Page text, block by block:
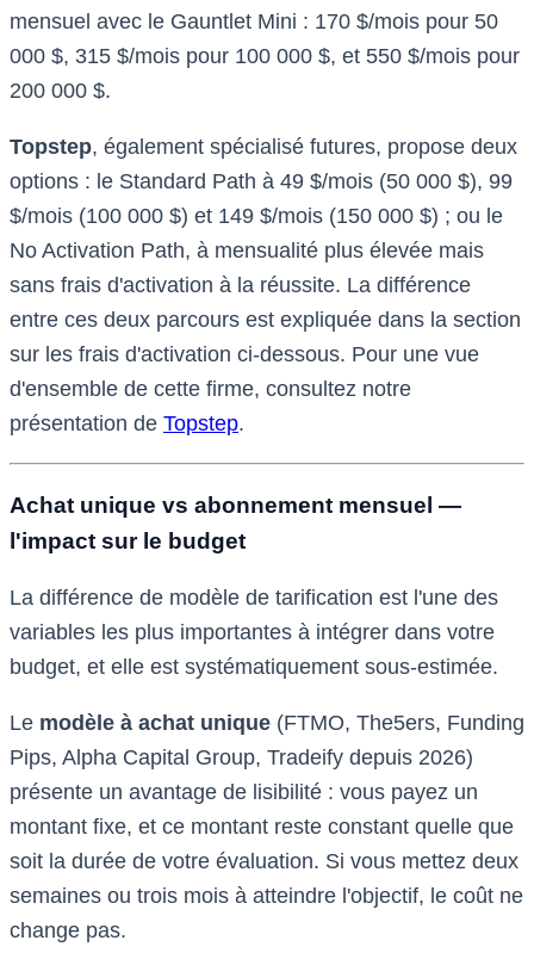
mensuel avec le Gauntlet Mini : 170 $/mois pour 50
000 $, 315 $/mois pour 100 000 $, et 550 $/mois pour
200 000 $.
Topstep, également spécialisé futures, propose deux
options : le Standard Path à 49 $/mois (50 000 $), 99
$/mois (100 000 $) et 149 $/mois (150 000 $) ; ou le
No Activation Path, à mensualité plus élevée mais
sans frais d'activation à la réussite. La différence
entre ces deux parcours est expliquée dans la section
sur les frais d'activation ci-dessous. Pour une vue
d'ensemble de cette firme, consultez notre
présentation de Topstep.
Achat unique vs abonnement mensuel —
l'impact sur le budget
La différence de modèle de tarification est l'une des
variables les plus importantes à intégrer dans votre
budget, et elle est systématiquement sous-estimée.
Le modèle à achat unique (FTMO, The5ers, Funding
Pips, Alpha Capital Group, Tradeify depuis 2026)
présente un avantage de lisibilité : vous payez un
montant fixe, et ce montant reste constant quelle que
soit la durée de votre évaluation. Si vous mettez deux
semaines ou trois mois à atteindre l'objectif, le coût ne
change pas.